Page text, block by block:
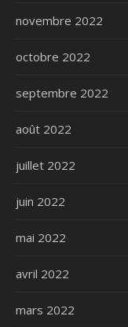
novembre 2022
octobre 2022
septembre 2022
août 2022
juillet 2022
juin 2022
mai 2022
avril 2022
mars 2022